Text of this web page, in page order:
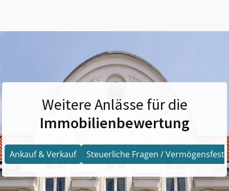
Weitere Anlässe für die
Immobilienbewertung
Ankauf & Verkauf Steuerliche Fragen /